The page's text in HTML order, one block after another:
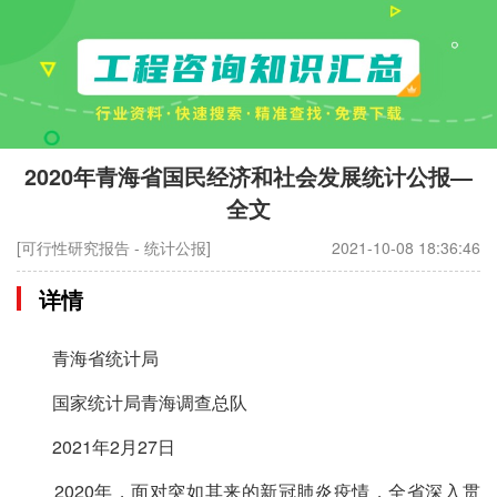
2020年青海省国民经济和社会发展统计公报—
全文
[可行性研究报告 - 统计公报] 2021-10-08 18:36:46
详情
青海省统计局
国家统计局青海调查总队
2021年2月27日
2020年，面对突如其来的新冠肺炎疫情，全省深入贯